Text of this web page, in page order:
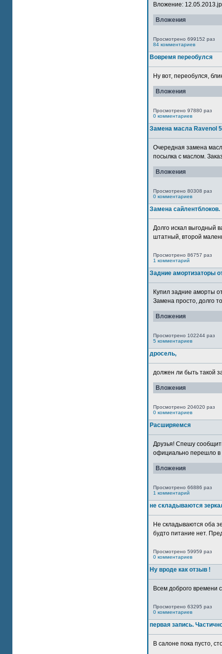
Вложение:
Вложения
Просмотрено 699152 раз
84 комментариев
Вовремя переобулся
Ну вот, переобулся,
Вложения
Просмотрено 97880 раз
0 комментариев
Замена масла Ravenol
Очередная замена
посылка с маслом.
Вложения
Просмотрено 80308 раз
0 комментариев
Замена сайлентблоков.
Долго искал выгодный
штатный, второй
Просмотрено 86757 раз
1 комментарий
Задние амортизаторы
Купил задние аморты
Замена просто, долго
Вложения
Просмотрено 102244 раз
5 комментариев
дросель,
должен ли быть такой
Вложения
Просмотрено 204020 раз
0 комментариев
Расширяемся
Друзья! Спешу
официально перешло в
Вложения
Просмотрено 66886 раз
1 комментарий
не складываются
Не складываются оба
будто питание нет.
Просмотрено 59959 раз
0 комментариев
Ну вроде как отзыв !
Всем доброго времени
Просмотрено 63295 раз
0 комментариев
первая запись.
В салоне пока пусто,